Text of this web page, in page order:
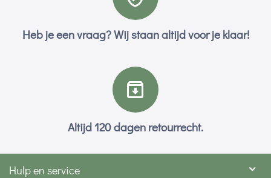
Heb je een vraag? Wij staan altijd voor je klaar!
Altijd 120 dagen retourrecht.
Hulp en service